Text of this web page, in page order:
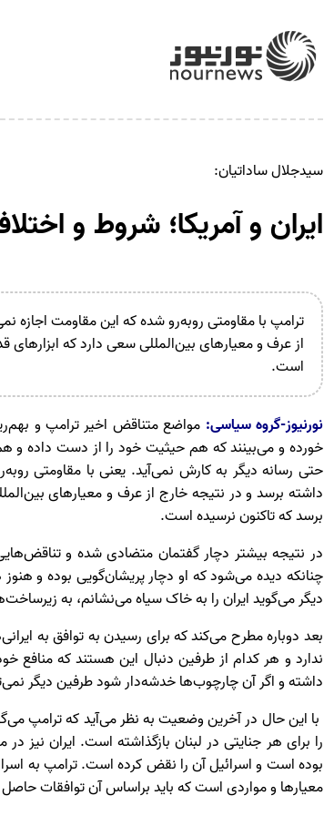
سیدجلال ساداتیان:
ایران و آمریکا؛ شروط و
ترامپ با مقاومتی روبه‌رو شده که این مقاومت
از عرف و معیار‌های بین‌المللی سعی دارد که ابزار‌های
است.
نورنیوز-گروه سیاسی: مواضع متناقض اخیر ترامپ و
خورده و می‌بینند که هم حیثیت خود را از دست داده و هم
حتی رسانه دیگر به کارش نمی‌آید. یعنی با مقاومتی
داشته برسد و در نتیجه خارج از عرف و معیار‌های
برسد که تاکنون نرسیده است.
در نتیجه بیشتر دچار گفتمان متضادی شده و
چنانکه دیده می‌شود که او دچار پریشان‌گویی بوده و
دیگر می‌گوید ایران را به خاک سیاه می‌نشانم، به
بعد دوباره مطرح می‌کند که برای رسیدن به توافق به
ندارد و هر کدام از طرفین دنبال این هستند که منافع
داشته و اگر آن چارچوب‌ها خدشه‌دار شود طرفین دیگر
با این حال در آخرین وضعیت به نظر می‌آید که ترامپ
را برای هر جنایتی در لبنان بازگذاشته است. ایران
بوده است و اسرائیل آن را نقض کرده است. ترامپ به
معیار‌ها و مواردی است که باید براساس آن توافقات